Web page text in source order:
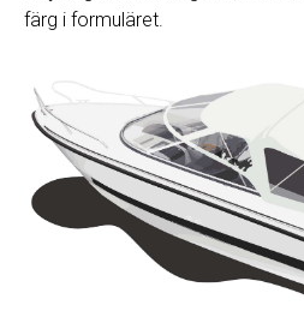
färg i formuläret.